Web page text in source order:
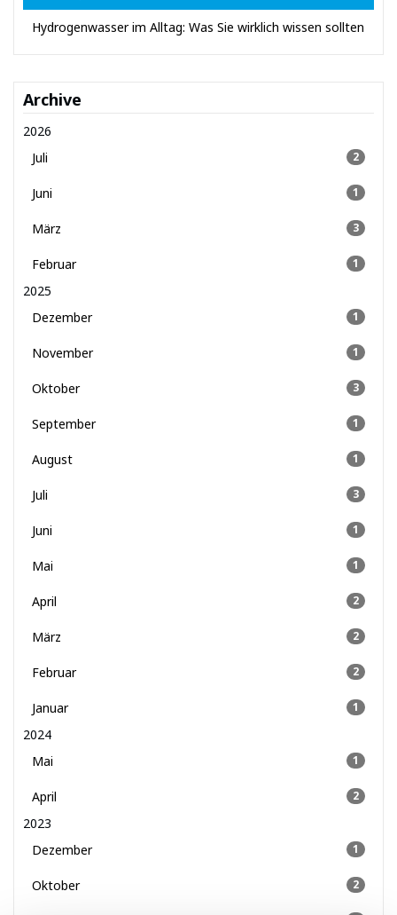
Hydrogenwasser im Alltag: Was Sie wirklich wissen sollten
Archive
2026
Juli
2
Juni 1
März 3
Februar 1
2025
Dezember
1
November 1
Oktober 3
September 1
August 1
Juli 3
Juni 1
Mai 1
April 2
März 2
Februar 2
Januar 1
2024
Mai
1
April 2
2023
Dezember
1
Oktober 2